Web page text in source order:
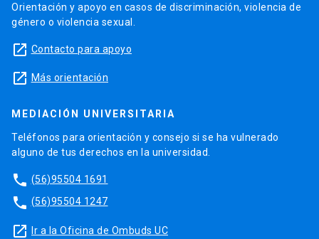
Orientación y apoyo en casos de discriminación, violencia de
género o violencia sexual.
launch Contacto para apoyo
launch Más orientación
MEDIACIÓN UNIVERSITARIA
Teléfonos para orientación y consejo si se ha vulnerado
alguno de tus derechos en la universidad.
phone (56)95504 1691
phone (56)95504 1247
launch Ir a la Oficina de Ombuds UC